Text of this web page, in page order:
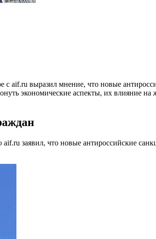
aif.ru выразил мнение, что новые
экономические аспекты, их влияние
заявил, что новые антироссийские